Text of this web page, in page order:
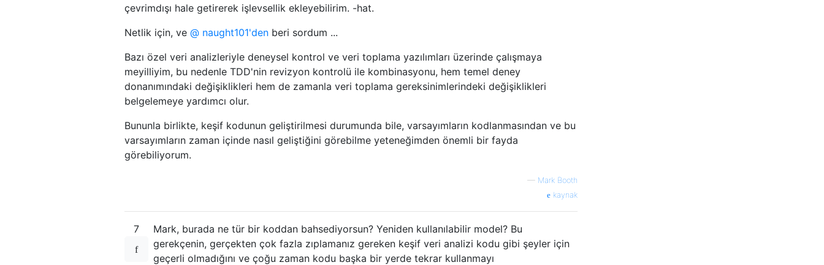
çevrimdışı hale getirerek işlevsellik ekleyebilirim. -hat.
Netlik için, ve @ naught101'den beri sordum ...
Bazı özel veri analizleriyle deneysel kontrol ve veri toplama yazılımları üzerinde çalışmaya
meyilliyim, bu nedenle TDD'nin revizyon kontrolü ile kombinasyonu, hem temel deney
donanımındaki değişiklikleri hem de zamanla veri toplama gereksinimlerindeki değişiklikleri
belgelemeye yardımcı olur.
Bununla birlikte, keşif kodunun geliştirilmesi durumunda bile, varsayımların kodlanmasından ve bu
varsayımların zaman içinde nasıl geliştiğini görebilme yeteneğimden önemli bir fayda
görebiliyorum.
— Mark Booth
kaynak
7
Mark, burada ne tür bir koddan bahsediyorsun? Yeniden kullanılabilir model? Bu
gerekçenin, gerçekten çok fazla zıplamanız gereken keşif veri analizi kodu gibi şeyler için
geçerli olmadığını ve çoğu zaman kodu başka bir yerde tekrar kullanmayı